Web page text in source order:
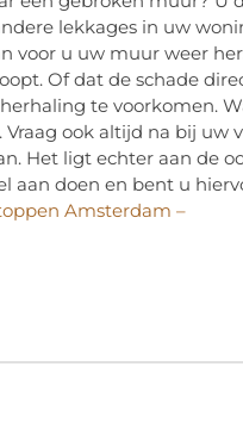
lekkages in uw
voor u uw muur weer
Of dat de schade
te voorkomen.
ook altijd na bij uw
Het ligt echter aan de
doen en bent u
Amsterdam –